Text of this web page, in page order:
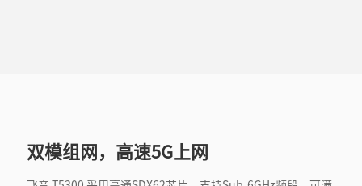
双模组网，高速5G上网